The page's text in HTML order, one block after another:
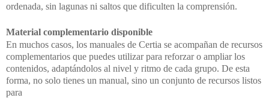
ordenada, sin lagunas ni saltos que dificulten la comprensión.
Material complementario disponible
En muchos casos, los manuales de Certia se acompañan de recursos
complementarios que puedes utilizar para reforzar o ampliar los
contenidos, adaptándolos al nivel y ritmo de cada grupo. De esta
forma, no solo tienes un manual, sino un conjunto de recursos listos
para